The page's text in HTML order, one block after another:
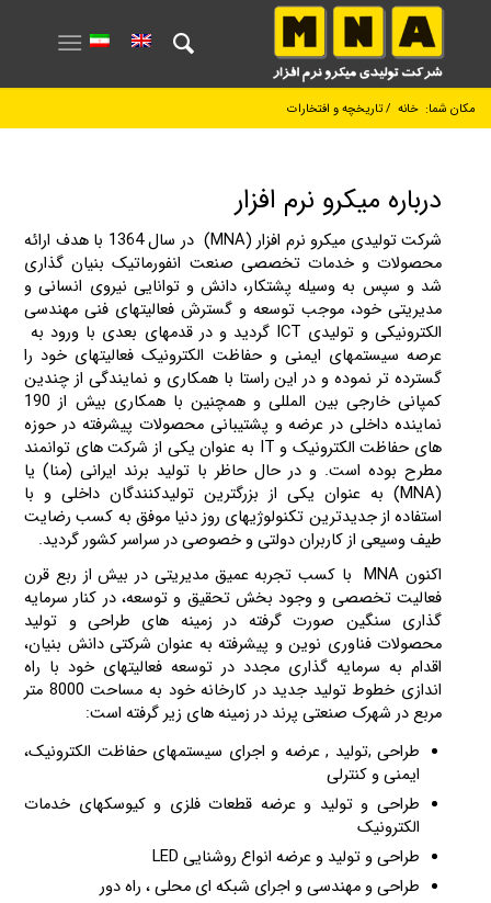
مکان شما: خانه /تاریخچه و افتخارات
درباره میکرو نرم افزار
شرکت تولیدی میکرو نرم افزار (MNA) در سال 1364 با هدف ارائه
محصولات و خدمات تخصصی صنعت انفورماتیک بنیان گذاری
شد و سپس به وسیله پشتکار، دانش و توانایی نیروی انسانی و
مدیریتی خود، موجب توسعه و گسترش فعالیت­های فنی مهندسی
الکترونیکی و تولیدی ICT گردید و در قدم­های بعدی با ورود به
عرصه سیستم­های ایمنی و حفاظت الکترونیک فعالیت­های خود را
گسترده ­تر نموده و در این راستا با همکاری و نمایندگی از چندین
کمپانی خارجی بین المللی و همچنین با همکاری بیش از 190
نماینده داخلی در عرضه و پشتیبانی محصولات پیشرفته در حوزه
های حفاظت الکترونیک و IT به عنوان یکی از شرکت های توانمند
مطرح بوده است. و در حال حاظر با تولید برند ایرانی (منا) یا
(MNA) به عنوان یکی از بزرگترین تولیدکنندگان داخلی و با
استفاده از جدیدترین تکنولوژیهای روز دنیا موفق به کسب رضایت
طیف وسیعی از کاربران دولتی و خصوصی در سراسر کشور گردید.
اکنون MNA با کسب تجربه عمیق مدیریتی در بیش از ربع قرن
فعالیت تخصصی و وجود بخش تحقیق و توسعه، در کنار سرمایه
گذاری سنگین صورت گرفته در زمینه­ های طراحی و تولید
محصولات فناوری نوین و پیشرفته به عنوان شرکتی دانش بنیان،
اقدام به سرمایه گذاری مجدد در توسعه فعالیت­های خود با راه
اندازی خطوط تولید جدید در کارخانه خود به مساحت 8000 متر
مربع در شهرک صنعتی پرند در زمینه های زیر گرفته است:
طراحی ,تولید , عرضه و اجرای سیستمهای حفاظت الکترونیک،
ایمنی و کنترلی
طراحی و تولید و عرضه قطعات فلزی و کیوسکهای خدمات
الکترونیک
طراحی و تولید و عرضه انواع روشنایی LED
طراحی و مهندسی و اجرای شبكه ای محلی ، راه دور